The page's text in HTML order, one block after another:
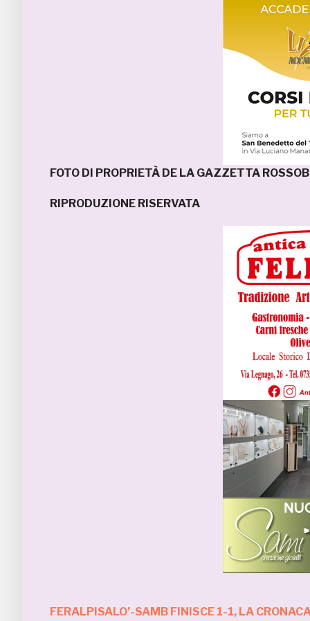
FOTO DI PROPRIETÀ DE LA GAZZETTA
RIPRODUZIONE RISERVATA
FERALPISALO’-SAMB FINISCE 1-1, LA